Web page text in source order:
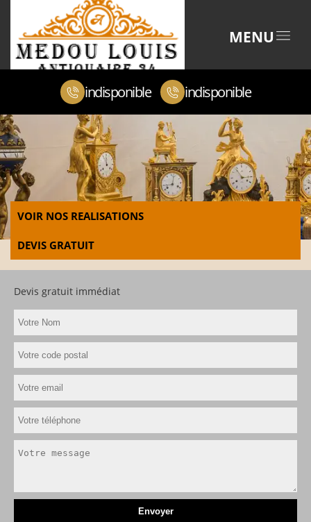
MENU
indisponible indisponible
VOIR NOS REALISATIONS
DEVIS GRATUIT
Devis gratuit immédiat